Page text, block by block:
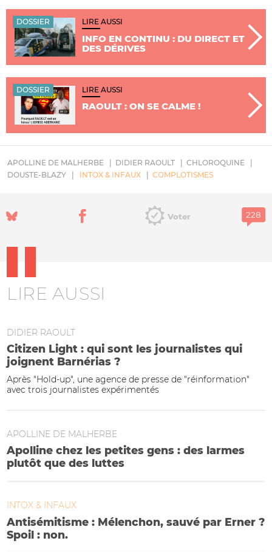
DOSSIER LIRE AUSSI
INFO EN CONTINU : DU DIRECT ET
DES DÉRIVES
DOSSIER LIRE AUSSI
RAOULT : ON SE CALME !
APOLLINE DE MALHERBE DIDIER RAOULT
CHLOROQUINE
DOUSTE-BLAZY
INTOX & INFAUX COMPLOTISMES
Voter
LIRE AUSSI
DIDIER RAOULT
Citizen Light : qui sont les journalistes qui
joignent Barnérias ?
Après "Hold-up", une agence de presse de "réinformation"
avec trois journalistes expérimentés
APOLLINE DE MALHERBE
Apolline chez les petites gens : des larmes
plutôt que des luttes
INTOX & INFAUX
Antisémitisme : Mélenchon, sauvé par Erner ?
Spoil : non.